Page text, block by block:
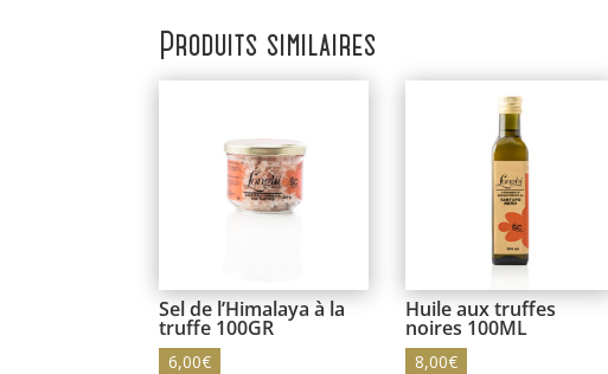
Produits similaires
Sel de l’Himalaya à la
truffe 100GR
6,00€
Huile aux truffes
noires 100ML
8,00€